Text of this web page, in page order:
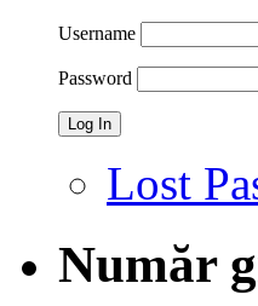
Username
Password
Lost
Număr